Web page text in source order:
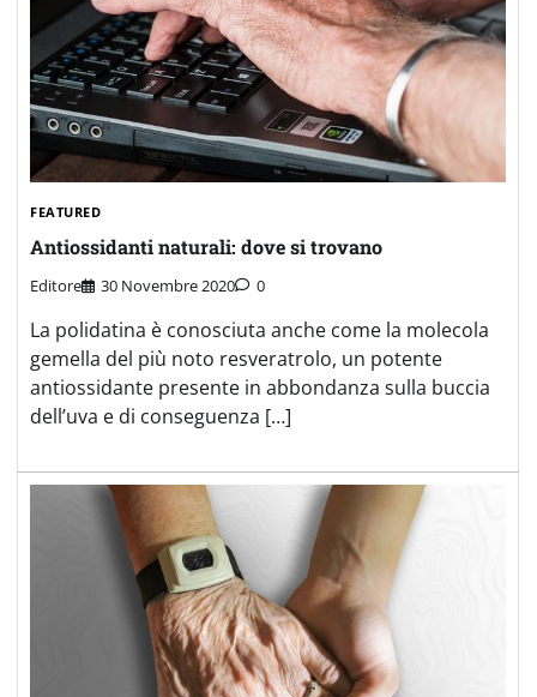
FEATURED
Antiossidanti naturali: dove si trovano
Editore 30 Novembre 2020 0
La polidatina è conosciuta anche come la molecola
gemella del più noto resveratrolo, un potente
antiossidante presente in abbondanza sulla buccia
dell’uva e di conseguenza […]